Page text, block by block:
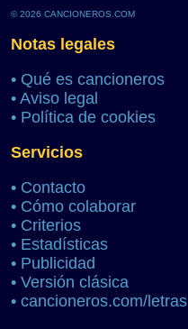
© 2026 CANCIONEROS.COM
Notas legales
• Qué es cancioneros
• Aviso legal
• Política de cookies
Servicios
• Contacto
• Cómo colaborar
• Criterios
• Estadísticas
• Publicidad
• Versión clásica
• cancioneros.com/letras